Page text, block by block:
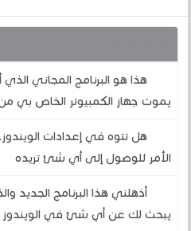
هذا هو البرنامج المجاني
يموت جهاز الكمبيوتر الخاص بي من
هل تتوه في إعدادات
الأمر للوصول إلى أي شئ تريده
يبحث لك عن أي شئ في الويندوز